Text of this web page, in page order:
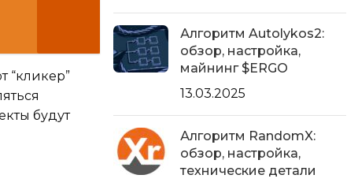
“кликер”
будут
Алгоритм Autolykos2:
обзор, настройка,
майнинг $ERGO
13.03.2025
Алгоритм RandomX:
обзор, настройка,
технические детали